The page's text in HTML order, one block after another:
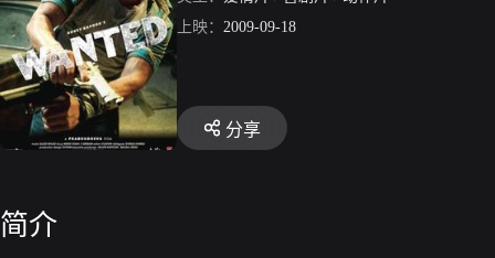
上映： 2009-09-18
分享
简介